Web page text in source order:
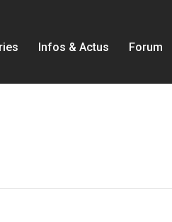
Infos & Actus Forum